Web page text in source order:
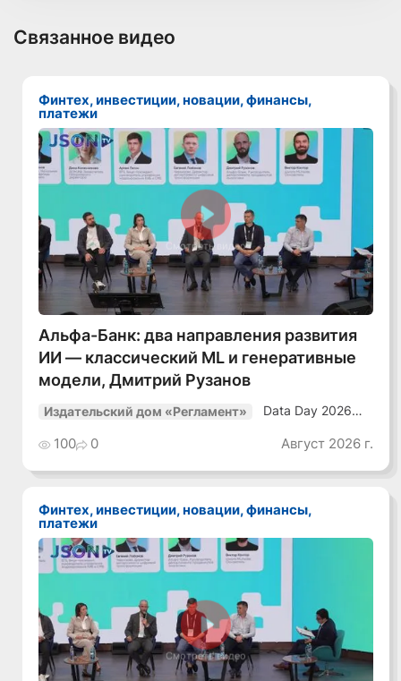
Связанное видео
Финтех, инвестиции, новации, финансы,
платежи
Смотреть видео
Альфа-Банк: два направления развития
ИИ — классический ML и генеративные
модели, Дмитрий Рузанов
Издательский дом «Регламент»
Data Day 2026
Как сохранять
уверенный курс
среде»
100 0 Август 2026 г.
Финтех, инвестиции, новации, финансы,
платежи
Смотреть видео